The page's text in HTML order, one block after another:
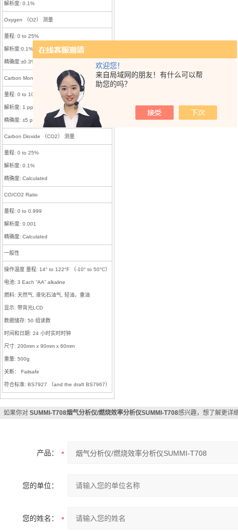
欢迎您！
来自局域网的朋友！有什么可以帮
助您的吗？
解析度: 0.1%
Oxygen （O2） 测量
量程: 0 to 25%
解析度:0.1%
精确度:±0.3%
Carbon Monoxide （CO） 测量
量程: 0 to 10,000 ppm
解析度: 1 ppm
精确度: ±5 ppm or 5%, 取zui大值
Carbon Dioxide （CO2） 测量
量程: 0 to 25%
解析度: 0.1%
精确度: Calculated
CO/CO2 Ratio
量程: 0 to 0.999
解析度: 0.001
精确度: Calculated
一般性
操作温度 量程: 14° to 122°F （-10° to 50°C）
电池: 3 Each “AA” alkaline
燃料: 天然气, 液化石油气, 轻油，重油
显示: 带背光LCD
数据储存: 50 组读数
时间和日期: 24 小时实时时钟
尺寸: 200mm x 90mm x 60mm
重量: 500g
关断： Failsafe
符合标准: BS7927 （and the draft BS7967）
如果你对 SUMMI-T708烟气分析仪/燃烧效率分析仪SUMMI-T708感兴趣，想了解更详
产品：
您的单位：
您的姓名：